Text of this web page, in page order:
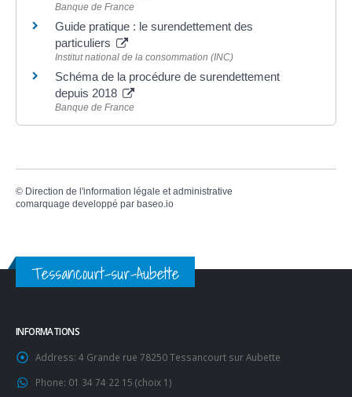
Banque de France
Guide pratique : le surendettement des
particuliers
Institut national de la consommation (INC)
Schéma de la procédure de surendettement
depuis 2018
Banque de France
© Direction de l'information légale et administrative
comarquage developpé par baseo.io
Tessancourt-sur-Aubette
INFORMATIONS
Address: 4 Grande rue 78250 Tessancourt sur Aubette
Phone: 01 34 74 22 15 (choix 1)